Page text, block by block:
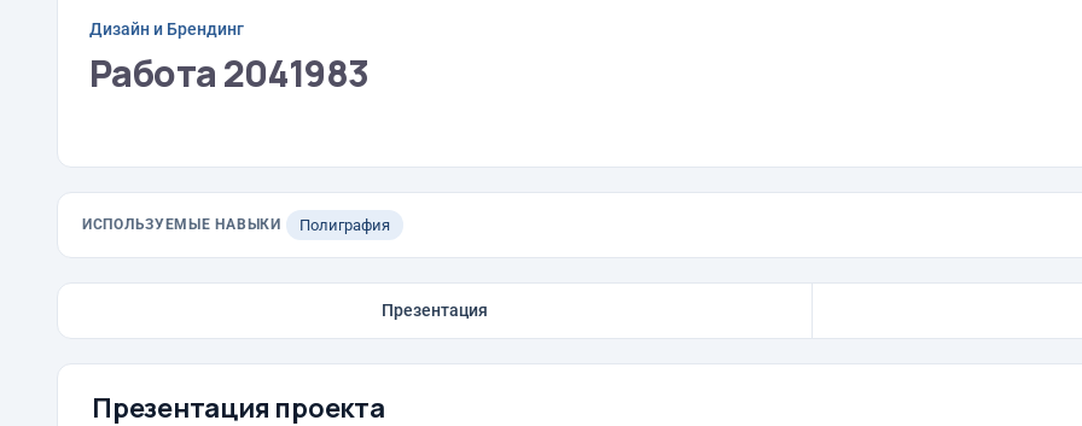
Дизайн и Брендинг
Работа 2041983
ИСПОЛЬЗУЕМЫЕ НАВЫКИ Полиграфия
Презентация
Презентация проекта